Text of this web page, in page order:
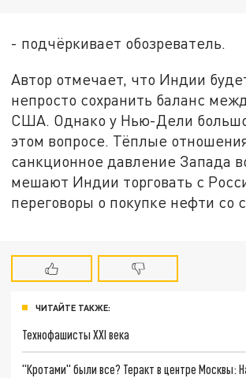
- подчёркивает обозреватель.
Автор отмечает, что Индии
непросто сохранить баланс
США. Однако у Нью-Дели
этом вопросе. Тёплые
санкционное давление Запада
мешают Индии торговать с
переговоры о покупке нефти со
ЧИТАЙТЕ ТАКЖЕ:
Технофашисты XXI века
"Кротами" были все? Теракт в центре Москвы: